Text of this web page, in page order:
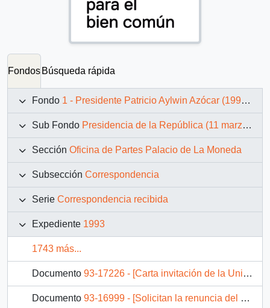
Fondos Búsqueda rápida
Fondo 1 - Presidente Patricio Aylwin Azócar (1990-1994)
Sub Fondo Presidencia de la República (11 marzo 1990 – 11 marzo 1994)
Sección Oficina de Partes Palacio de La Moneda
Subsección Correspondencia
Serie Correspondencia recibida
Expediente 1993
1743 más...
Documento 93-17226 - [Carta invitación de la Universidad Austral de Chile al Sr. Presidente a la Ceremonia de Clausura de la Tercera Escuela de Verano sobre Relaciones Internacionales]
Documento 93-16999 - [Solicitan la renuncia del Comandante en Jefe del Ejército, Augusto Pinochet]